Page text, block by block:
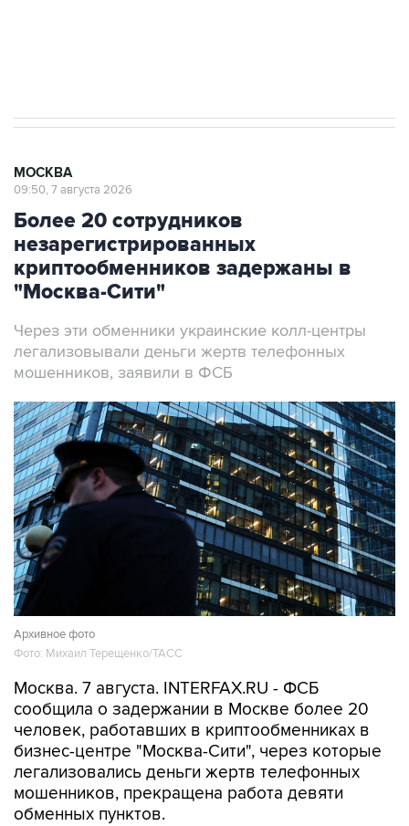
МОСКВА
09:50, 7 августа 2026
Более 20 сотрудников
незарегистрированных
криптообменников задержаны в
"Москва-Сити"
Через эти обменники украинские колл-центры
легализовывали деньги жертв телефонных
мошенников, заявили в ФСБ
Архивное фото
Фото: Михаил Терещенко/ТАСС
Москва. 7 августа. INTERFAX.RU - ФСБ
сообщила о задержании в Москве более 20
человек, работавших в криптообменниках в
бизнес-центре "Москва-Сити", через которые
легализовались деньги жертв телефонных
мошенников, прекращена работа девяти
обменных пунктов.